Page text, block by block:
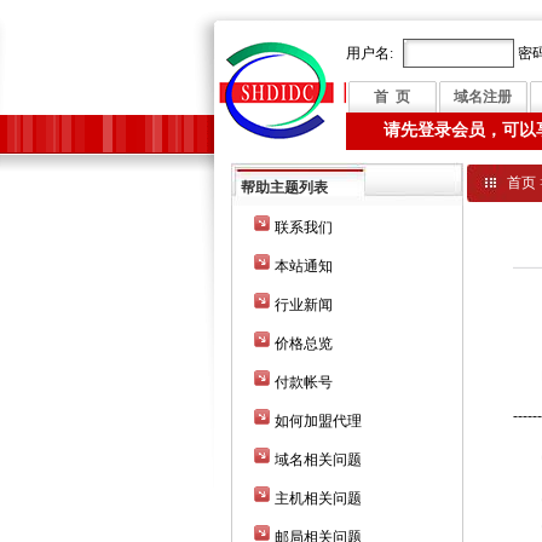
用户名: 密
首 页 域名注册
请先登录会员，可
帮助主题列表
联系我们
本站通知
行业新闻
价格总览
付款帐号
如何加盟代理
域名相关问题
主机相关问题
邮局相关问题
首页
当
的